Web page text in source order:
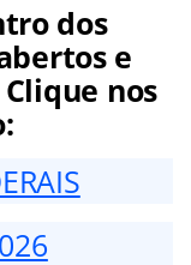
dos
e
nos